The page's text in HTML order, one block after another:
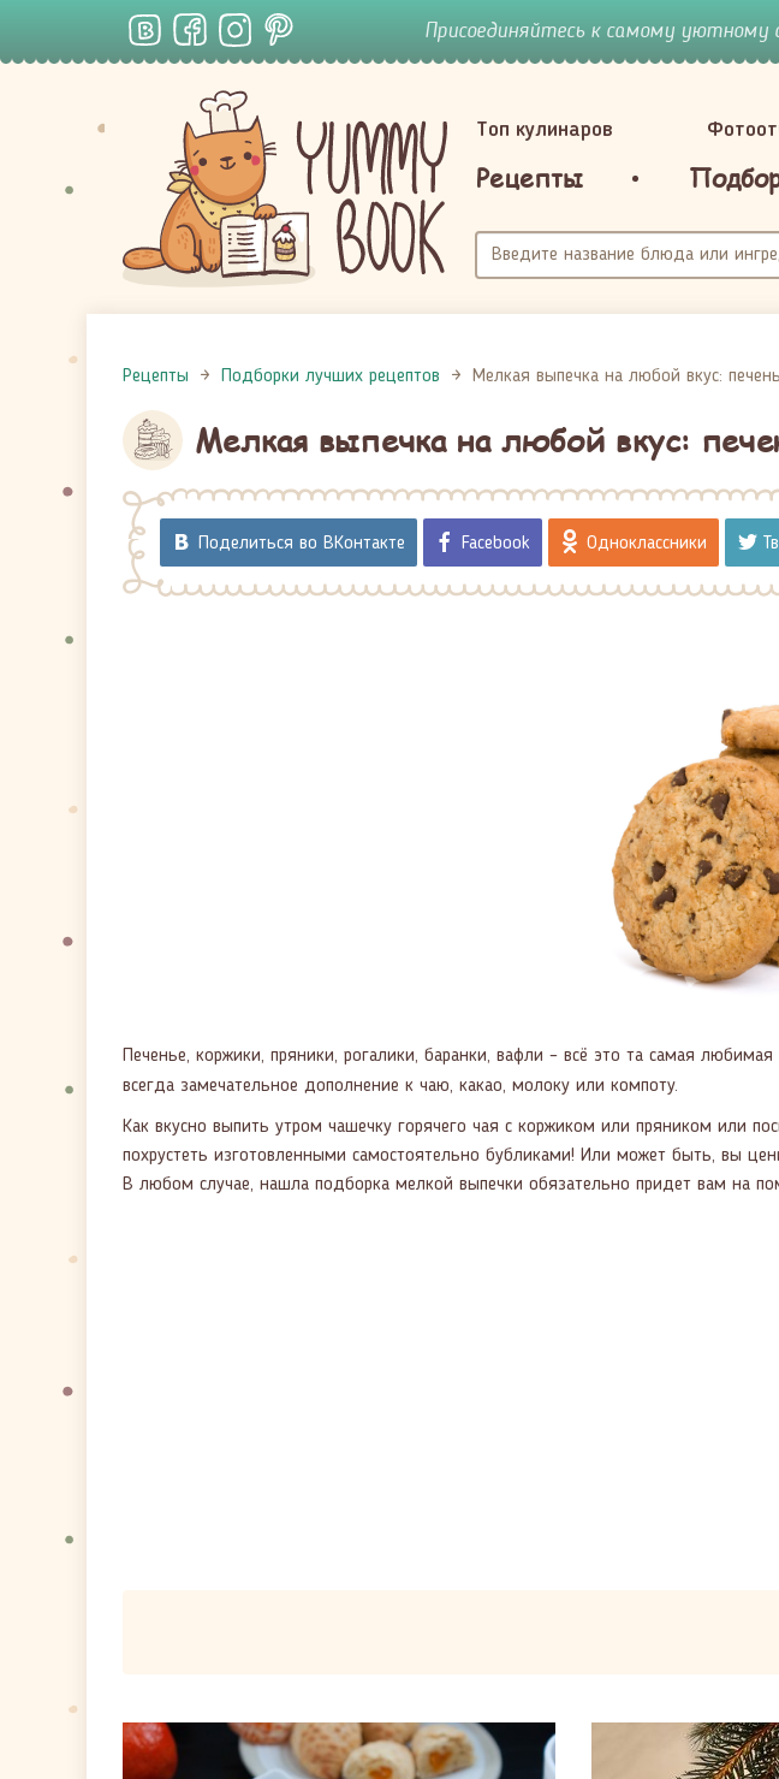
Присоединяйтесь к самому уютному
Топ кулинаров
Рецепты
Рецепты Подборки лучших рецептов Мелкая выпечка на любой вкус:
Мелкая выпечка на любой вкус:
Поделиться во ВКонтакте Facebook Одноклассники
Печенье, коржики, пряники, рогалики, баранки, вафли – всё это та самая
всегда замечательное дополнение к чаю, какао, молоку или компоту.
Как вкусно выпить утром чашечку горячего чая с коржиком или пряником или
похрустеть изготовленными самостоятельно бубликами! Или может быть, вы
В любом случае, нашла подборка мелкой выпечки обязательно придет вам на